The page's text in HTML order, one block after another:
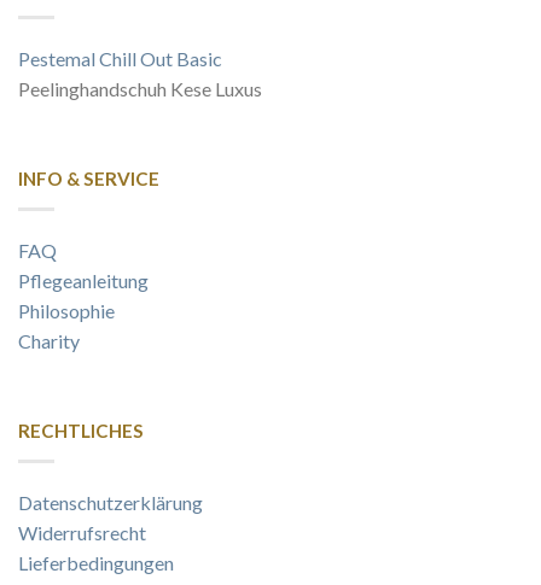
Pestemal Chill Out Basic
Peelinghandschuh Kese Luxus
INFO & SERVICE
FAQ
Pflegeanleitung
Philosophie
Charity
RECHTLICHES
Datenschutzerklärung
Widerrufsrecht
Lieferbedingungen